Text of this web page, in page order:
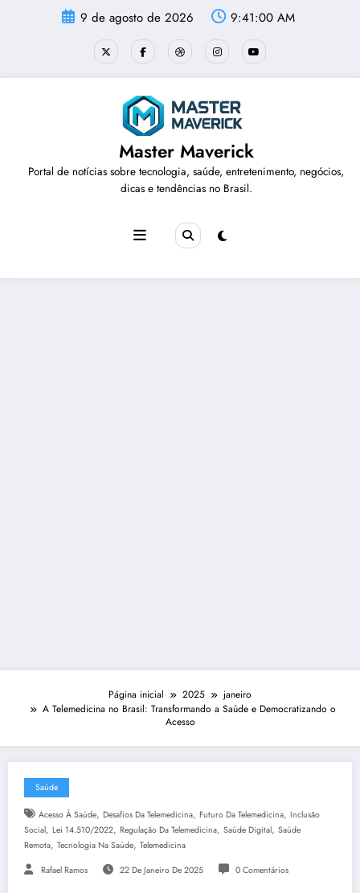
9 de agosto de 2026 9:41:01 AM
Master Maverick
Portal de notícias sobre tecnologia, saúde, entretenimento, negócios,
dicas e tendências no Brasil.
Página inicial 2025
janeiro
A Telemedicina no Brasil: Transformando a Saúde e Democratizando o
Acesso
Saúde
Acesso À Saúde, Desafios Da Telemedicina, Futuro Da Telemedicina, Inclusão
Social, Lei 14.510/2022, Regulação Da Telemedicina, Saúde Digital, Saúde
Remota, Tecnologia Na Saúde, Telemedicina
Rafael Ramos 22 De Janeiro De 2025 0 Comentários